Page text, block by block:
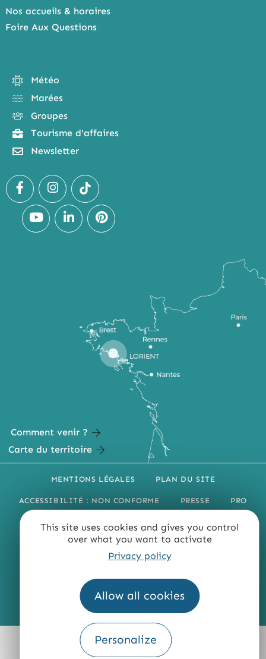
This site uses cookies and gives you control
over what you want to activate
Privacy policy
Allow all cookies
Personalize
Nos accueils & horaires
Foire Aux Questions
Météo
Marées
Groupes
Tourisme d'affaires
Newsletter
Comment venir ?
Carte du territoire
MENTIONS LÉGALES PLAN DU SITE
ACCESSIBILITÉ : NON CONFORME PRESSE PRO
QUI SOMMES-NOUS ?
Fourni par
Traduction